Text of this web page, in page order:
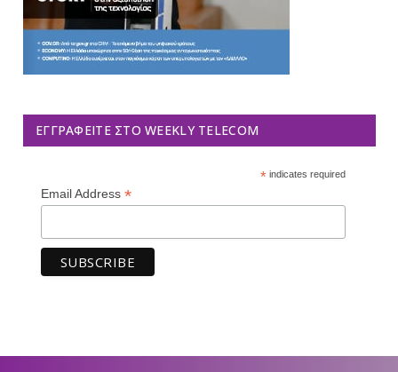
ΕΓΓΡΑΦΕΊΤΕ ΣΤΟ WEEKLY TELECOM
*indicates required
Email Address *